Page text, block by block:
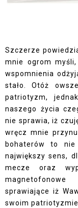
Szczerze
mnie ogrom
wspomnienia
stało. Otóż
patriotyzm,
naszego życia
nie sprawia, iż
wręcz mnie
bohaterów to nie
największy sens,
mecze oraz
sprawiające iż
swoim